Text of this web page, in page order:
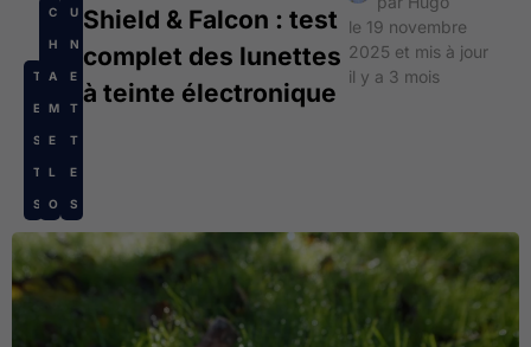
T
E
S
T
S
C
H
A
M
E
L
O
U
N
E
T
T
E
S
Shield & Falcon : test
complet des lunettes
à teinte électronique
le 19 novembre
2025 et mis à jour
il y a 3 mois